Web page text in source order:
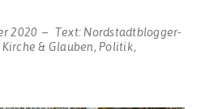
2020 Text: Nordstadtblogger-
Kirche & Glauben, Politik,